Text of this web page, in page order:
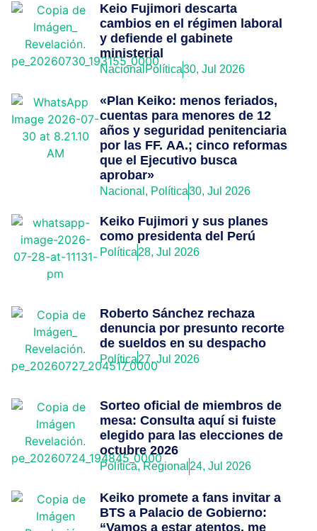
Keio Fujimori descarta
cambios en el régimen laboral
y defiende el gabinete
ministerial
Nacional Política30, Jul 2026
«Plan Keiko: menos feriados,
cuentas para menores de 12
años y seguridad penitenciaria
por las FF. AA.; cinco reformas
que el Ejecutivo busca
aprobar»
Nacional , Política30, Jul 2026
Keiko Fujimori y sus planes
como presidenta del Perú
Política28, Jul 2026
Roberto Sánchez rechaza
denuncia por presunto recorte
de sueldos en su despacho
Política27, Jul 2026
Sorteo oficial de miembros de
mesa: Consulta aquí si fuiste
elegido para las elecciones de
octubre 2026
Política,Regional 24, Jul 2026
Keiko promete a fans invitar a
BTS a Palacio de Gobierno:
“Vamos a estar atentos, me